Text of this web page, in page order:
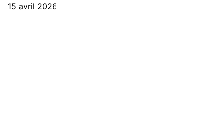
15 avril 2026